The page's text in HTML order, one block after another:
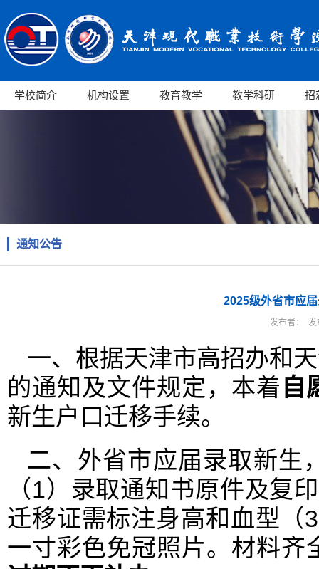
学校简介 机构设置 教育教学 教学科研 招
通知公告
2025级外省市应
发布者：
一、根据天津市高招办和
的通知及文件规定，本着 自
新生户口迁移手续。
二、外省市应届录取新生
（1）录取通知书原件及复
迁移证需标注身高和血型（
一寸彩色免冠照片。材料齐